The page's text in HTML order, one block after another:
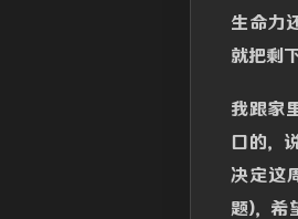
生命力
就把剩
我跟家
口的，
决定这
题)，希